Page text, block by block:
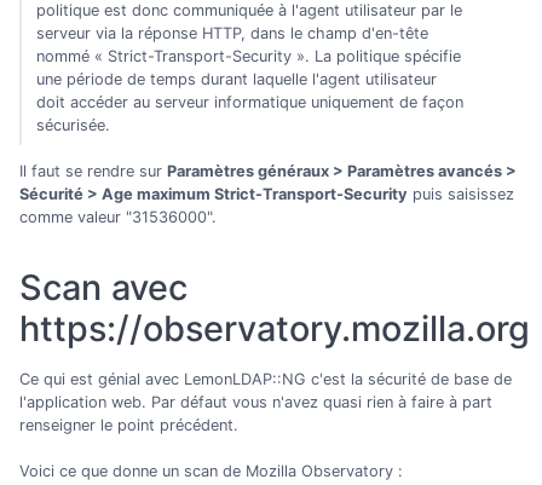
politique est donc communiquée à l'agent utilisateur par le
serveur via la réponse HTTP, dans le champ d'en-tête
nommé « Strict-Transport-Security ». La politique spécifie
une période de temps durant laquelle l'agent utilisateur
doit accéder au serveur informatique uniquement de façon
sécurisée.
Il faut se rendre sur Paramètres généraux > Paramètres avancés >
Sécurité > Age maximum Strict-Transport-Security puis saisissez
comme valeur "31536000".
Scan avec
https://observatory.mozilla.org
Ce qui est génial avec LemonLDAP::NG c'est la sécurité de base de
l'application web. Par défaut vous n'avez quasi rien à faire à part
renseigner le point précédent.
Voici ce que donne un scan de Mozilla Observatory :